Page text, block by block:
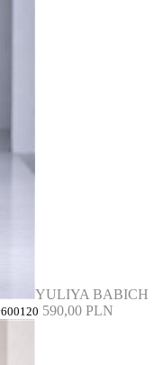
YULIYA BABICH
590,00 PLN